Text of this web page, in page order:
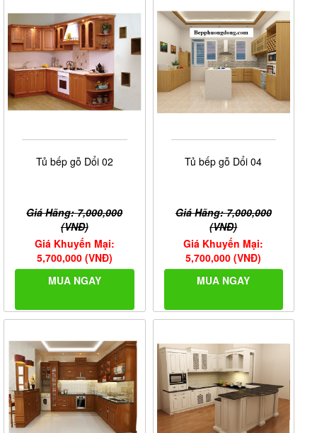
Tủ bếp gỗ Dổi 02
Giá Hãng: 7,000,000
(VNĐ)
Giá Khuyến Mại:
5,700,000 (VNĐ)
MUA NGAY
Tủ bếp gỗ Dổi 04
Giá Hãng: 7,000,000
(VNĐ)
Giá Khuyến Mại:
5,700,000 (VNĐ)
MUA NGAY